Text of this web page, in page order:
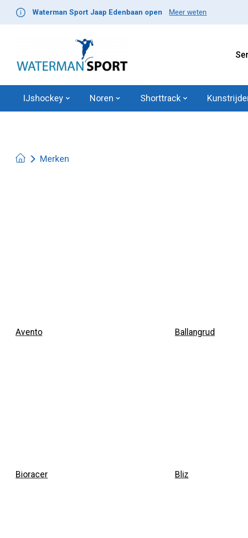
Waterman Sport Jaap Edenbaan open Meer weten
IJshockey Noren Shorttrack
Merken
Avento Ballangrud
Bioracer Bliz